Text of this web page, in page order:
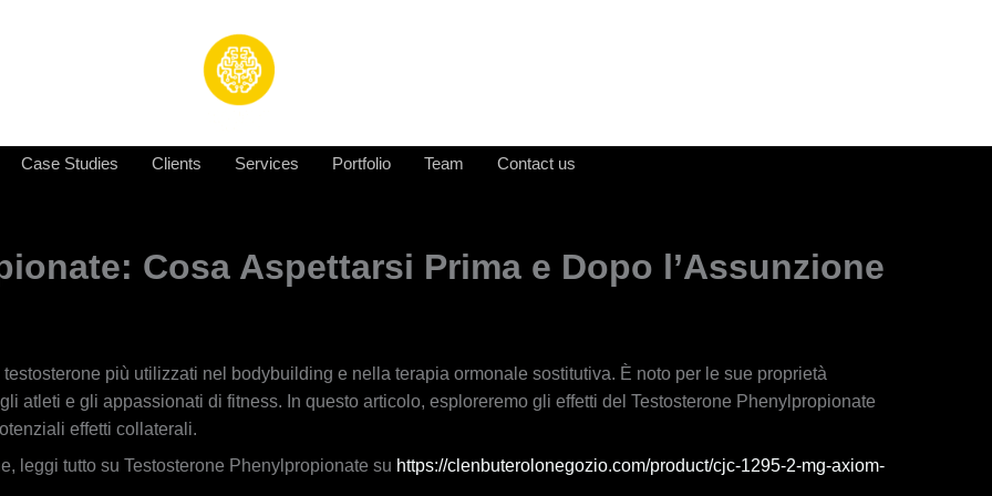
Case Studies Clients Services Portfolio Team Contact us
Cosa Aspettarsi Prima e Dopo l’Assunzione
più utilizzati nel bodybuilding e nella terapia ormonale sostitutiva. È noto per le sue proprietà
atleti e gli appassionati di fitness. In questo articolo, esploreremo gli effetti del Testosterone Phenylpropionate
effetti collaterali.
leggi tutto su Testosterone Phenylpropionate su https://clenbuterolonegozio.com/product/cjc-1295-2-mg-axiom-